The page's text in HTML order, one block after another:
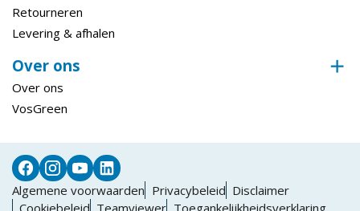
Retourneren
Levering & afhalen
Over ons
Over ons
VosGreen
Algemene voorwaarden Privacybeleid Disclaimer